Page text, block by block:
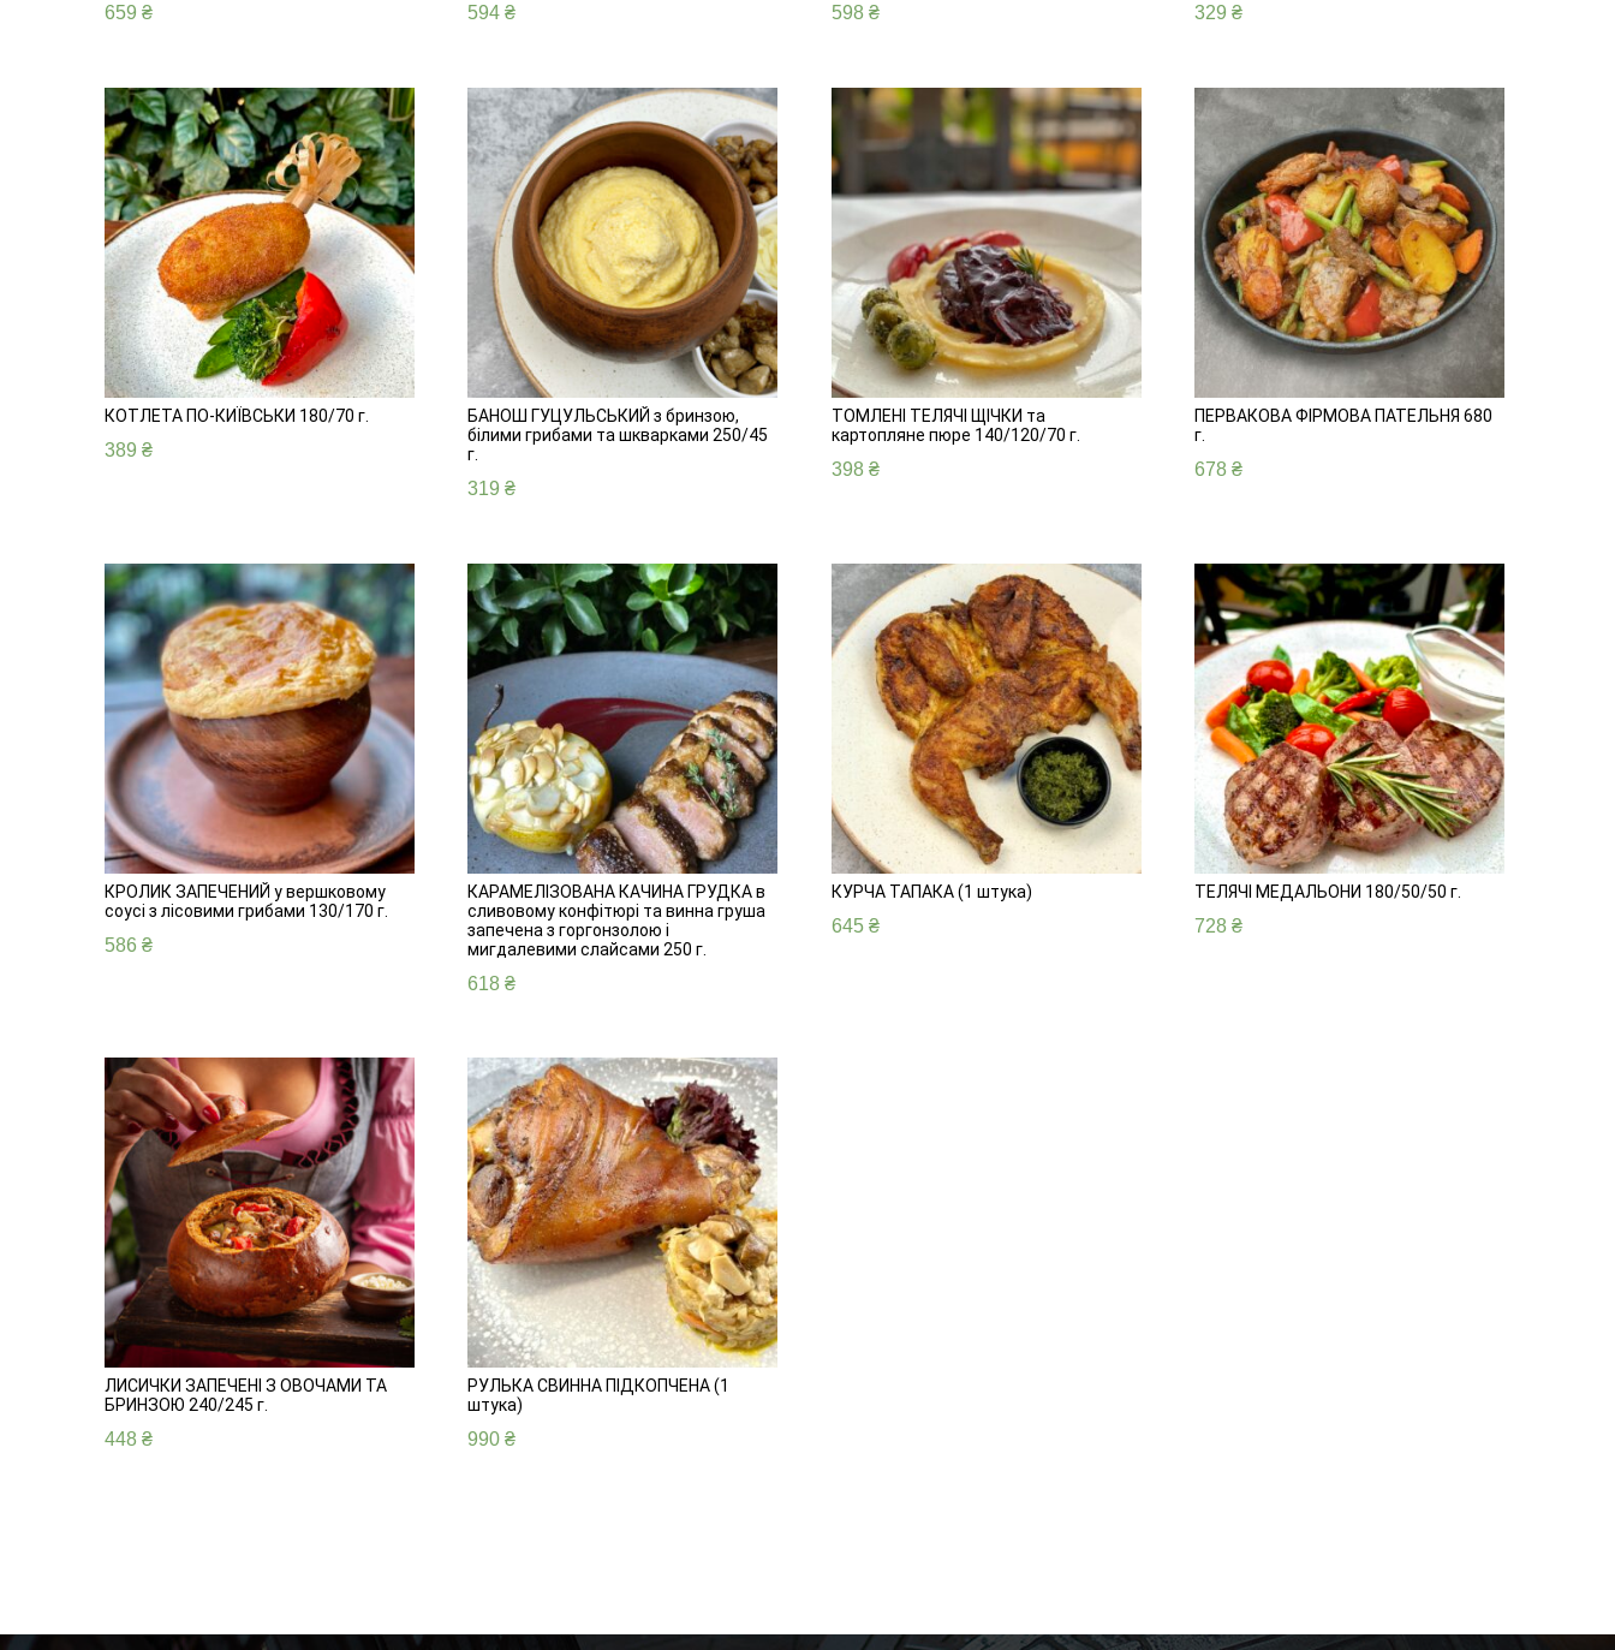
659 ₴ 594₴ 598 ₴ 329₴
КОТЛЕТА ПО-КИЇВСЬКИ 180/70 г.
389 ₴
БАНОШ ГУЦУЛЬСЬКИЙ з бринзою,
білими грибами та шкварками 250/45
г.
319₴
ТОМЛЕНІ ТЕЛЯЧІ ЩІЧКИ та
картопляне пюре 140/120/70 г.
398 ₴
ПЕРВАКОВА ФІРМОВА ПАТЕЛЬНЯ 680
г.
678₴
КРОЛИК ЗАПЕЧЕНИЙ у вершковому
соусі з лісовими грибами 130/170 г.
586 ₴
КАРАМЕЛІЗОВАНА КАЧИНА ГРУДКА в
сливовому конфітюрі та винна груша
запечена з горгонзолою і
мигдалевими слайсами 250 г.
618₴
КУРЧА ТАПАКА (1 штука)
645 ₴
ТЕЛЯЧІ МЕДАЛЬОНИ 180/50/50 г.
728₴
ЛИСИЧКИ ЗАПЕЧЕНІ З ОВОЧАМИ ТА
БРИНЗОЮ 240/245 г.
448 ₴
РУЛЬКА СВИННА ПІДКОПЧЕНА (1
штука)
990₴